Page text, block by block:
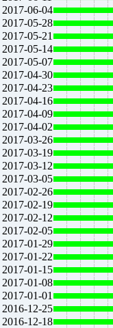
2017-06-04
2017-05-28
2017-05-21
2017-05-14
2017-05-07
2017-04-30
2017-04-23
2017-04-16
2017-04-09
2017-04-02
2017-03-26
2017-03-19
2017-03-12
2017-03-05
2017-02-26
2017-02-19
2017-02-12
2017-02-05
2017-01-29
2017-01-22
2017-01-15
2017-01-08
2017-01-01
2016-12-25
2016-12-18